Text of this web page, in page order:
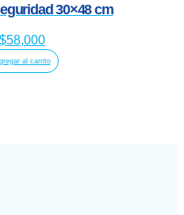
30×48 cm
$58,000
al carrito